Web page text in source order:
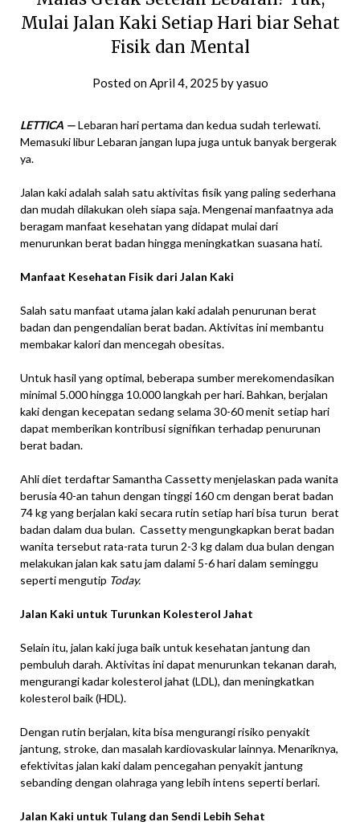
Mulai Jalan Kaki Setiap Hari biar Sehat
Fisik dan Mental
Posted on April 4, 2025 byyasuo
LETTICA —Lebaran hari pertama dan kedua sudah terlewati.
Memasuki libur Lebaran jangan lupa juga untuk banyak bergerak
ya.
Jalan kaki adalah salah satu aktivitas fisik yang paling sederhana
dan mudah dilakukan oleh siapa saja. Mengenai manfaatnya ada
beragam manfaat kesehatan yang didapat mulai dari
menurunkan berat badan hingga meningkatkan suasana hati.
Manfaat Kesehatan Fisik dari Jalan Kaki
Salah satu manfaat utama jalan kaki adalah penurunan berat
badan dan pengendalian berat badan. Aktivitas ini membantu
membakar kalori dan mencegah obesitas.
Untuk hasil yang optimal, beberapa sumber merekomendasikan
minimal 5.000 hingga 10.000 langkah per hari. Bahkan, berjalan
kaki dengan kecepatan sedang selama 30-60 menit setiap hari
dapat memberikan kontribusi signifikan terhadap penurunan
berat badan.
Ahli diet terdaftar Samantha Cassetty menjelaskan pada wanita
berusia 40-an tahun dengan tinggi 160 cm dengan berat badan
74 kg yang berjalan kaki secara rutin setiap hari bisa turun berat
badan dalam dua bulan. Cassetty mengungkapkan berat badan
wanita tersebut rata-rata turun 2-3 kg dalam dua bulan dengan
melakukan jalan kak satu jam dalami 5-6 hari dalam seminggu
seperti mengutip Today.
Jalan Kaki untuk Turunkan Kolesterol Jahat
Selain itu, jalan kaki juga baik untuk kesehatan jantung dan
pembuluh darah. Aktivitas ini dapat menurunkan tekanan darah,
mengurangi kadar kolesterol jahat (LDL), dan meningkatkan
kolesterol baik (HDL).
Dengan rutin berjalan, kita bisa mengurangi risiko penyakit
jantung, stroke, dan masalah kardiovaskular lainnya. Menariknya,
efektivitas jalan kaki dalam pencegahan penyakit jantung
sebanding dengan olahraga yang lebih intens seperti berlari.
Jalan Kaki untuk Tulang dan Sendi Lebih Sehat